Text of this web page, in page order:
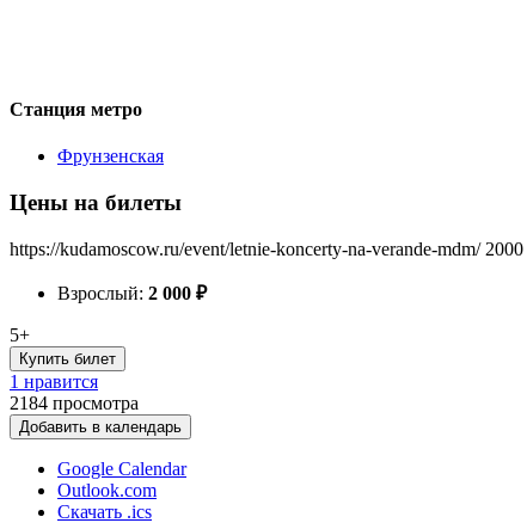
Станция метро
Фрунзенская
Цены на билеты
https://kudamoscow.ru/event/letnie-koncerty-na-verande-mdm/ 2000
Взрослый: 2 000 ₽
5+
Купить билет
1 нравится
2184 просмотра
Добавить в календарь
Google Calendar
Outlook.com
Скачать .ics